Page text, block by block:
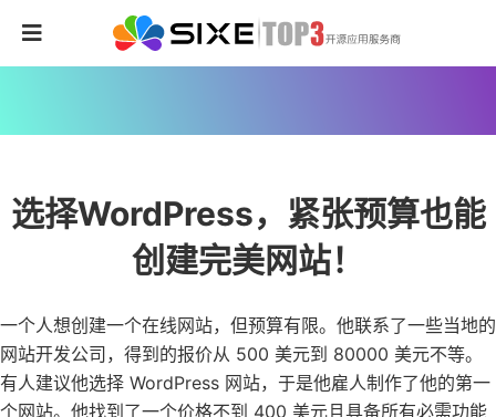
选择WordPress，紧张预算也能
创建完美网站！
一个人想创建一个在线网站，但预算有限。他联系了一些当地的
网站开发公司，得到的报价从 500 美元到 80000 美元不等。
有人建议他选择 WordPress 网站，于是他雇人制作了他的第一
个网站。他找到了一个价格不到 400 美元且具备所有必需功能